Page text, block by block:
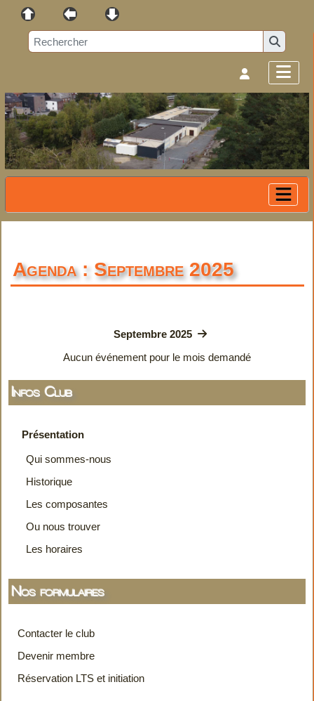
Infos Club
Présentation
Qui sommes-nous
Historique
Les composantes
Ou nous trouver
Les horaires
Nos formulaires
Contacter le club
Devenir membre
Réservation LTS et initiation
Agenda : Septembre 2025
Septembre 2025
Aucun événement pour le mois demandé